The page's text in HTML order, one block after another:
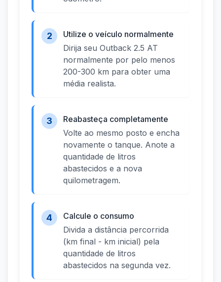
2
Utilize o veículo normalmente
Dirija seu Outback 2.5 AT
normalmente por pelo menos
200-300 km para obter uma
média realista.
3
Reabasteça completamente
Volte ao mesmo posto e encha
novamente o tanque. Anote a
quantidade de litros
abastecidos e a nova
quilometragem.
4
Calcule o consumo
Divida a distância percorrida
(km final - km inicial) pela
quantidade de litros
abastecidos na segunda vez.